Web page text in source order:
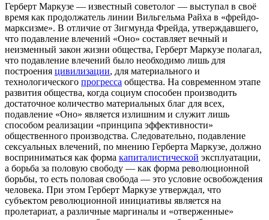
Герберт Маркузе — известный советолог — выступал в своё
время как продолжатель линии Вильгельма Райха в «фрейдо-
марксизме». В отличие от Зигмунда Фрейда, утверждавшего,
что подавление влечений «Оно» составляет вечный и
неизменный закон жизни общества, Герберт Маркузе полагал,
что подавление влечений было необходимо лишь для
построения цивилизации, для материального и
технологического прогресса общества. На современном этапе
развития общества, когда социум способен производить
достаточное количество материальных благ для всех,
подавление «Оно» является излишним и служит лишь
способом реализации «принципа эффективности»
общественного производства. Следовательно, подавление
сексуальных влечений, по мнению Герберта Маркузе, должно
восприниматься как форма капиталистической эксплуатации,
а борьба за половую свободу — как форма революционной
борьбы, то есть половая свобода — это условие освобождения
человека. При этом Герберт Маркузе утверждал, что
субъектом революционной инициативы является на
пролетариат, а различные маргиналы и «отверженные»